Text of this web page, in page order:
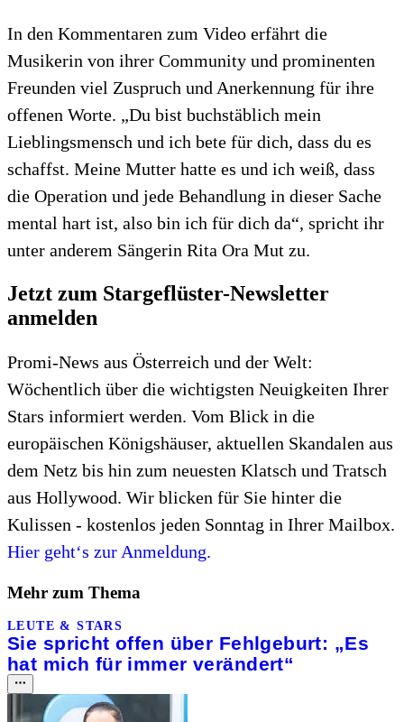
In den Kommentaren zum Video erfährt die
Musikerin von ihrer Community und prominenten
Freunden viel Zuspruch und Anerkennung für ihre
offenen Worte. „Du bist buchstäblich mein
Lieblingsmensch und ich bete für dich, dass du es
schaffst. Meine Mutter hatte es und ich weiß, dass
die Operation und jede Behandlung in dieser Sache
mental hart ist, also bin ich für dich da“, spricht ihr
unter anderem Sängerin Rita Ora Mut zu.
Jetzt zum Stargeflüster-Newsletter
anmelden
Promi-News aus Österreich und der Welt:
Wöchentlich über die wichtigsten Neuigkeiten Ihrer
Stars informiert werden. Vom Blick in die
europäischen Königshäuser, aktuellen Skandalen aus
dem Netz bis hin zum neuesten Klatsch und Tratsch
aus Hollywood. Wir blicken für Sie hinter die
Kulissen - kostenlos jeden Sonntag in Ihrer Mailbox.
Hier geht‘s zur Anmeldung.
Mehr zum Thema
LEUTE & STARS
Sie spricht offen über Fehlgeburt: „Es
hat mich für immer verändert“